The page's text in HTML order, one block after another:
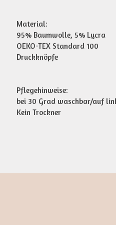
Material:
95% Baumwolle, 5% Lycra
OEKO-TEX Standard 100
Druckknöpfe
Pflegehinweise:
bei 30 Grad waschbar/auf
Kein Trockner